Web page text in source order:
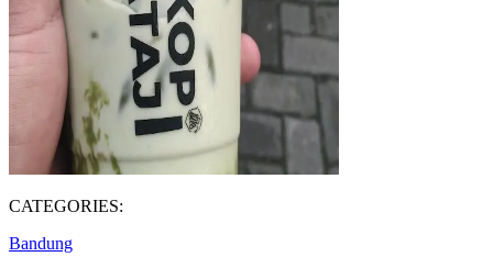
CATEGORIES:
Bandung